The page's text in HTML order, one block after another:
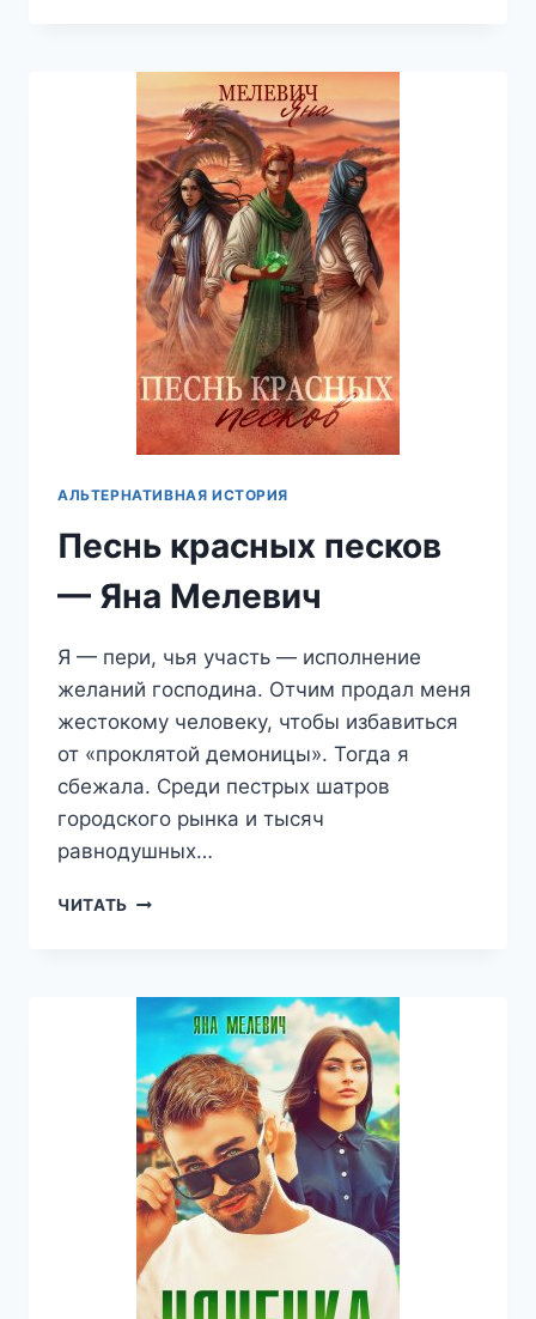
ЯНА
МЕЛЕВИЧ
АЛЬТЕРНАТИВНАЯ ИСТОРИЯ
Песнь красных песков
— Яна Мелевич
Я — пери, чья участь — исполнение
желаний господина. Отчим продал меня
жестокому человеку, чтобы избавиться
от «проклятой демоницы». Тогда я
сбежала. Среди пестрых шатров
городского рынка и тысяч
равнодушных…
ЧИТАТЬ ПЕСНЬ
ЯНА
МЕЛЕВИЧ